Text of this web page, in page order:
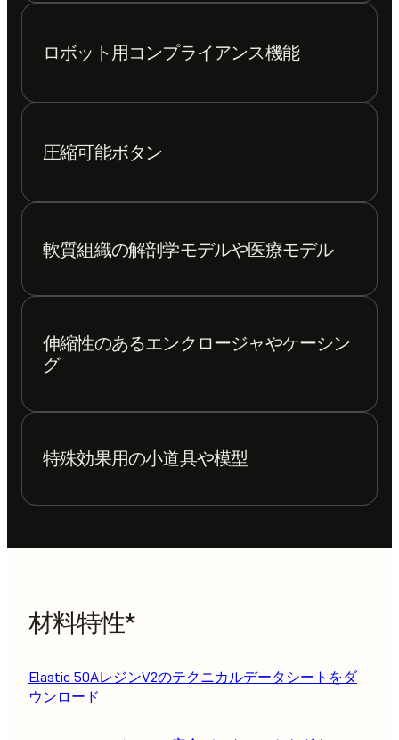
ロボット用コンプライアンス機能
圧縮可能ボタン
軟質組織の解剖学モデルや医療モデル
伸縮性のあるエンクロージャやケーシン
グ
特殊効果用の小道具や模型
材料特性*
Elastic 50AレジンV2のテクニカルデータシートをダ
ウンロード